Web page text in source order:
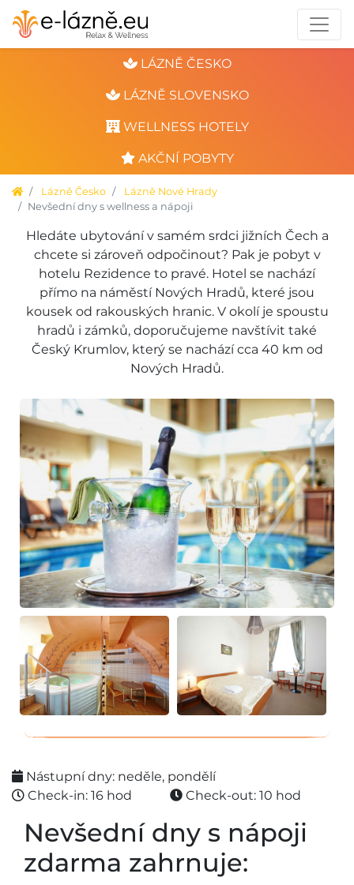
LÁZNĚ ČESKO
LÁZNĚ SLOVENSKO
WELLNESS HOTELY
AKČNÍ POBYTY
Lázně Česko
Lázně Nové Hrady
Nevšední dny s wellness a nápoji
Hledáte ubytování v samém srdci jižních Čech a
chcete si zároveň odpočinout? Pak je pobyt v
hotelu Rezidence to pravé. Hotel se nachází
přímo na náměstí Nových Hradů, které jsou
kousek od rakouských hranic. V okolí je spoustu
hradů i zámků, doporučujeme navštívit také
Český Krumlov, který se nachází cca 40 km od
Nových Hradů.
Nástupní dny: neděle, pondělí
Check-in: 16 hod
Check-out: 10 hod
Nevšední dny s nápoji
zdarma zahrnuje: